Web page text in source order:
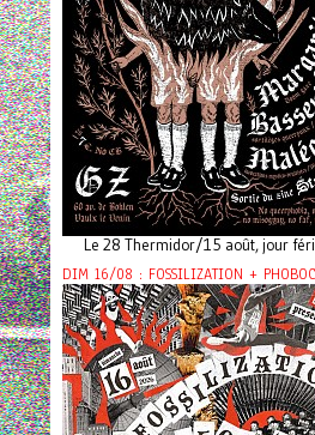
Le 28 Thermidor/15 août, jour
DIM 16/08 : FOSSILIZATION +